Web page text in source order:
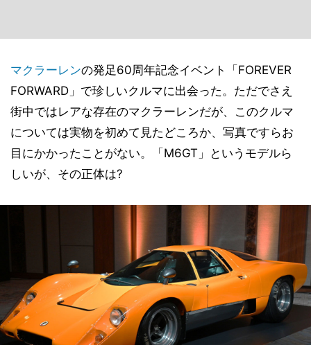
マクラーレンの発足60周年記念イベント「FOREVER
FORWARD」で珍しいクルマに出会った。ただでさえ
街中ではレアな存在のマクラーレンだが、このクルマ
については実物を初めて見たどころか、写真ですらお
目にかかったことがない。「M6GT」というモデルら
しいが、その正体は?